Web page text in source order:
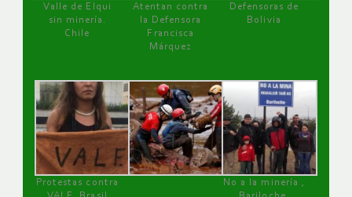
Valle de Elqui
sin minería.
Chile
Atentan contra
la Defensora
Francisca
Márquez
Defensoras de
Bolivia
Protestas contra
No a la minería ,